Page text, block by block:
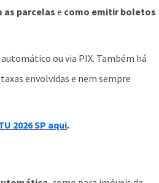
as parcelas e como emitir boletos
ou via PIX. Também há
envolvidas e nem sempre
2026 SP aqui.